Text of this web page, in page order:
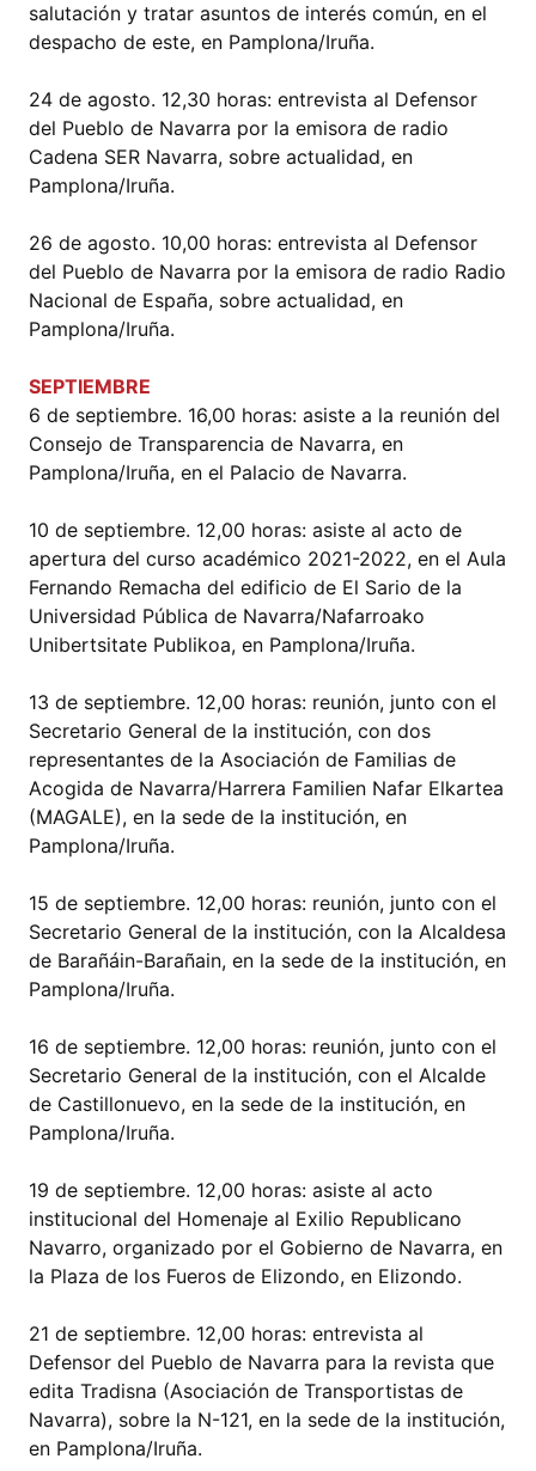
salutación y tratar asuntos de interés común, en el
despacho de este, en Pamplona/Iruña.
24 de agosto. 12,30 horas: entrevista al Defensor
del Pueblo de Navarra por la emisora de radio
Cadena SER Navarra, sobre actualidad, en
Pamplona/Iruña.
26 de agosto. 10,00 horas: entrevista al Defensor
del Pueblo de Navarra por la emisora de radio Radio
Nacional de España, sobre actualidad, en
Pamplona/Iruña.
SEPTIEMBRE
6 de septiembre. 16,00 horas: asiste a la reunión del
Consejo de Transparencia de Navarra, en
Pamplona/Iruña, en el Palacio de Navarra.
10 de septiembre. 12,00 horas: asiste al acto de
apertura del curso académico 2021-2022, en el Aula
Fernando Remacha del edificio de El Sario de la
Universidad Pública de Navarra/Nafarroako
Unibertsitate Publikoa, en Pamplona/Iruña.
13 de septiembre. 12,00 horas: reunión, junto con el
Secretario General de la institución, con dos
representantes de la Asociación de Familias de
Acogida de Navarra/Harrera Familien Nafar Elkartea
(MAGALE), en la sede de la institución, en
Pamplona/Iruña.
15 de septiembre. 12,00 horas: reunión, junto con el
Secretario General de la institución, con la Alcaldesa
de Barañáin-Barañain, en la sede de la institución, en
Pamplona/Iruña.
16 de septiembre. 12,00 horas: reunión, junto con el
Secretario General de la institución, con el Alcalde
de Castillonuevo, en la sede de la institución, en
Pamplona/Iruña.
19 de septiembre. 12,00 horas: asiste al acto
institucional del Homenaje al Exilio Republicano
Navarro, organizado por el Gobierno de Navarra, en
la Plaza de los Fueros de Elizondo, en Elizondo.
21 de septiembre. 12,00 horas: entrevista al
Defensor del Pueblo de Navarra para la revista que
edita Tradisna (Asociación de Transportistas de
Navarra), sobre la N-121, en la sede de la institución,
en Pamplona/Iruña.